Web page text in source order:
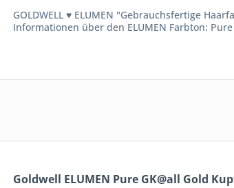
GOLDWELL ♥ ELUMEN "Gebrauchsfertige
Informationen über den ELUMEN Farbton:
Goldwell ELUMEN Pure GK@all Gold